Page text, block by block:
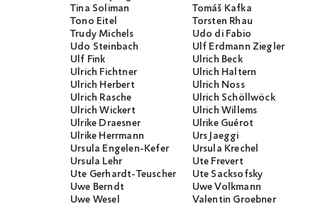
Tina Soliman
Tomáš Kafka
Tono Eitel
Torsten Rhau
Trudy Michels
Udo di Fabio
Udo Steinbach
Ulf Erdmann Ziegler
Ulf Fink
Ulrich Beck
Ulrich Fichtner
Ulrich Haltern
Ulrich Herbert
Ulrich Noss
Ulrich Rasche
Ulrich Schöllwöck
Ulrich Wickert
Ulrich Willems
Ulrike Draesner
Ulrike Guérot
Ulrike Herrmann
Urs Jaeggi
Ursula Engelen-Kefer
Ursula Krechel
Ursula Lehr
Ute Frevert
Ute Gerhardt-Teuscher
Ute Sacksofsky
Uwe Berndt
Uwe Volkmann
Uwe Wesel
Valentin Groebner